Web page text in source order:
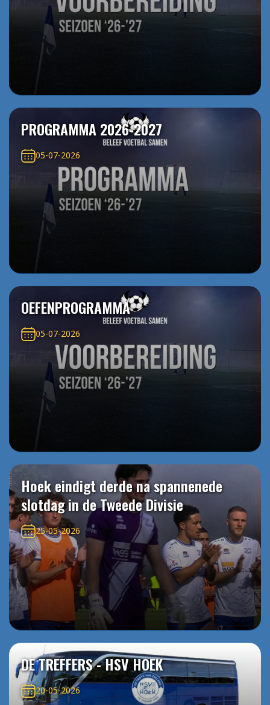
PROGRAMMA 2026-2027
05-07-2026
OEFENPROGRAMMA
05-07-2026
Hoek eindigt derde na spannenede
slotdag in de Tweede Divisie
25-05-2026
DE TREFFERS - HSV HOEK
20-05-2026